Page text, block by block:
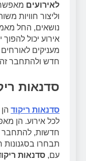
לאירועים
וליצור חוויות
נושאים, החל
אירוע יכול להפוך
מעניקים
חדש ולהתחבר זה
סדנאות
סדנאות ריקוד
לכל אירוע. הן
חדשות, להתחבר
תבחרו בסגנונות
עם, סדנאות